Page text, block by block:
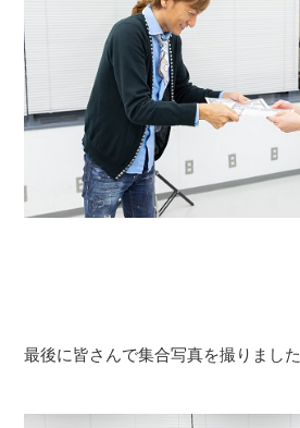
最後に皆さんで集合写真を撮りました